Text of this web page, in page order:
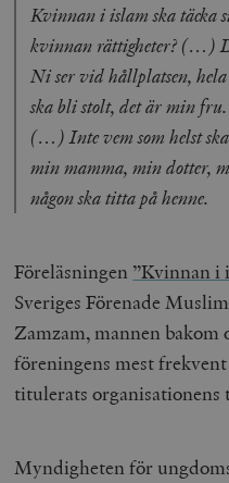
Kvinnan i islam ska täcka
kvinnan rättigheter? (…)
Ni ser vid hållplatsen, hela
ska bli stolt, det är min
(…) Inte vem som helst
min mamma, min dotter,
någon ska titta på henne.
Föreläsningen ”Kvinnan i
Sveriges Förenade
Zamzam, mannen bakom
föreningens mest
titulerats organisationens
Myndigheten för